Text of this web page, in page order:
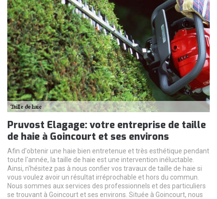
Pruvost Elagage: votre entreprise de taille
de haie à Goincourt et ses environs
Afin d'obtenir une haie bien entretenue et très esthétique pendant
toute l'année, la taille de haie est une intervention inéluctable.
Ainsi, n'hésitez pas à nous confier vos travaux de taille de haie si
vous voulez avoir un résultat irréprochable et hors du commun.
Nous sommes aux services des professionnels et des particuliers
se trouvant à Goincourt et ses environs. Située à Goincourt, nous